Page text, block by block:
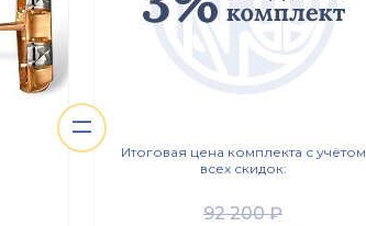
=
Итоговая цена комплекта с учётом
всех скидок:
92 200 ₽